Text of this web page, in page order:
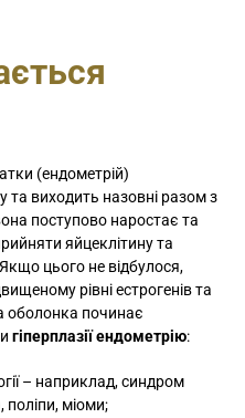
(ендометрій)
та виходить назовні разом з
поступово наростає та
яйцеклітину та
цього не відбулося,
рівні естрогенів та
оболонка починає
гіперплазії ендометрію:
– наприклад, синдром
поліпи, міоми;